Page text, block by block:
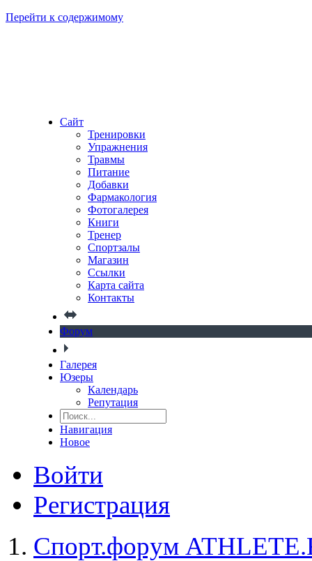
Перейти к содержимому
Сайт
Тренировки
Упражнения
Травмы
Питание
Добавки
Фармакология
Фотогалерея
Книги
Тренер
Спортзалы
Магазин
Ссылки
Карта сайта
Контакты
Форум
Галерея
Юзеры
Календарь
Репутация
Навигация
Новое
Войти
Регистрация
Спорт.форум